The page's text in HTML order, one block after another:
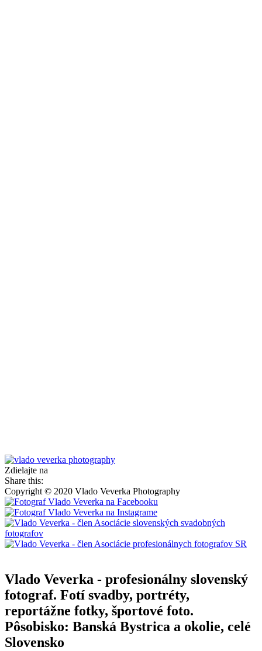
Zdielajte na
Share this:
Copyright © 2020 Vlado Veverka Photography
Vlado Veverka - profesionálny slovenský
fotograf. Fotí svadby, portréty,
reportážne fotky, športové foto.
Pôsobisko: Banská Bystrica a okolie, celé
Slovensko